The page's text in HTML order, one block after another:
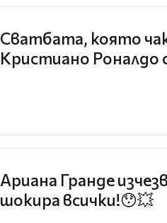
Сватбата, която
Кристиано Роналдо
Ариана Гранде
шокира всички!😯💥